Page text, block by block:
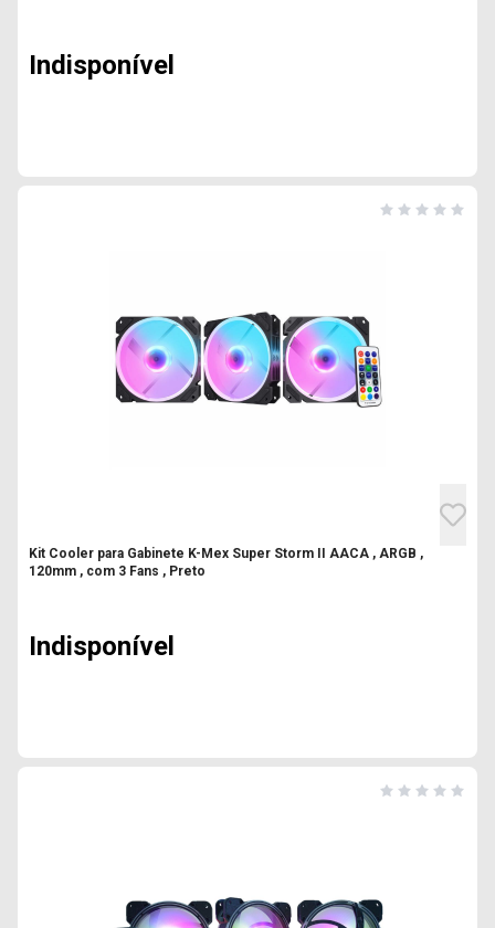
Indisponível
Kit Cooler para Gabinete K-Mex Super Storm II AACA , ARGB ,
120mm , com 3 Fans , Preto
Indisponível